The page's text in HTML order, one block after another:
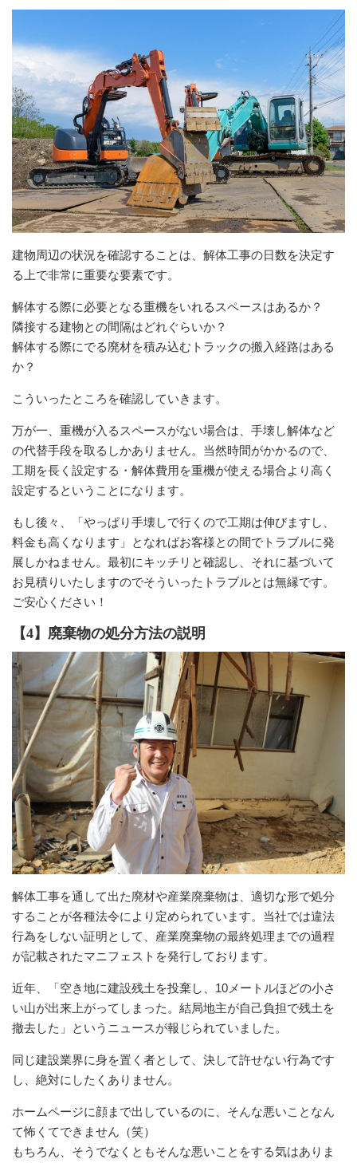
建物周辺の状況を確認することは、解体工事の日数を決定す
る上で非常に重要な要素です。
解体する際に必要となる重機をいれるスペースはあるか？
隣接する建物との間隔はどれぐらいか？
解体する際にでる廃材を積み込むトラックの搬入経路はある
か？
こういったところを確認していきます。
万が一、重機が入るスペースがない場合は、手壊し解体など
の代替手段を取るしかありません。当然時間がかかるので、
工期を長く設定する・解体費用を重機が使える場合より高く
設定するということになります。
もし後々、「やっぱり手壊しで行くので工期は伸びますし、
料金も高くなります」となればお客様との間でトラブルに発
展しかねません。最初にキッチリと確認し、それに基づいて
お見積りいたしますのでそういったトラブルとは無縁です。
ご安心ください！
【4】廃棄物の処分方法の説明
解体工事を通して出た廃材や産業廃棄物は、適切な形で処分
することが各種法令により定められています。当社では違法
行為をしない証明として、産業廃棄物の最終処理までの過程
が記載されたマニフェストを発行しております。
近年、「空き地に建設残土を投棄し、10メートルほどの小さ
い山が出来上がってしまった。結局地主が自己負担で残土を
撤去した」というニュースが報じられていました。
同じ建設業界に身を置く者として、決して許せない行為です
し、絶対にしたくありません。
ホームページに顔まで出しているのに、そんな悪いことなん
て怖くてできません（笑）
もちろん、そうでなくともそんな悪いことをする気はありま